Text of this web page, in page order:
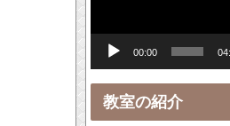
レ
ヤ
ー
00:00
教室の紹介